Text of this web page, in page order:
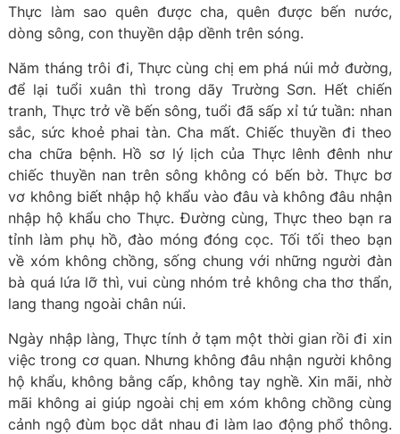
Thực làm sao quên được cha, quên được bến nước,
dòng sông, con thuyền dập dềnh trên sóng.
Năm tháng trôi đi, Thực cùng chị em phá núi mở đường,
để lại tuổi xuân thì trong dãy Trường Sơn. Hết chiến
tranh, Thực trở về bến sông, tuổi đã sấp xỉ tứ tuần: nhan
sắc, sức khoẻ phai tàn. Cha mất. Chiếc thuyền đi theo
cha chữa bệnh. Hồ sơ lý lịch của Thực lênh đênh như
chiếc thuyền nan trên sông không có bến bờ. Thực bơ
vơ không biết nhập hộ khẩu vào đâu và không đâu nhận
nhập hộ khẩu cho Thực. Đường cùng, Thực theo bạn ra
tỉnh làm phụ hồ, đào móng đóng cọc. Tối tối theo bạn
về xóm không chồng, sống chung với những người đàn
bà quá lứa lỡ thì, vui cùng nhóm trẻ không cha thơ thẩn,
lang thang ngoài chân núi.
Ngày nhập làng, Thực tính ở tạm một thời gian rồi đi xin
việc trong cơ quan. Nhưng không đâu nhận người không
hộ khẩu, không bằng cấp, không tay nghề. Xin mãi, nhờ
mãi không ai giúp ngoài chị em xóm không chồng cùng
cảnh ngộ đùm bọc dắt nhau đi làm lao động phổ thông.